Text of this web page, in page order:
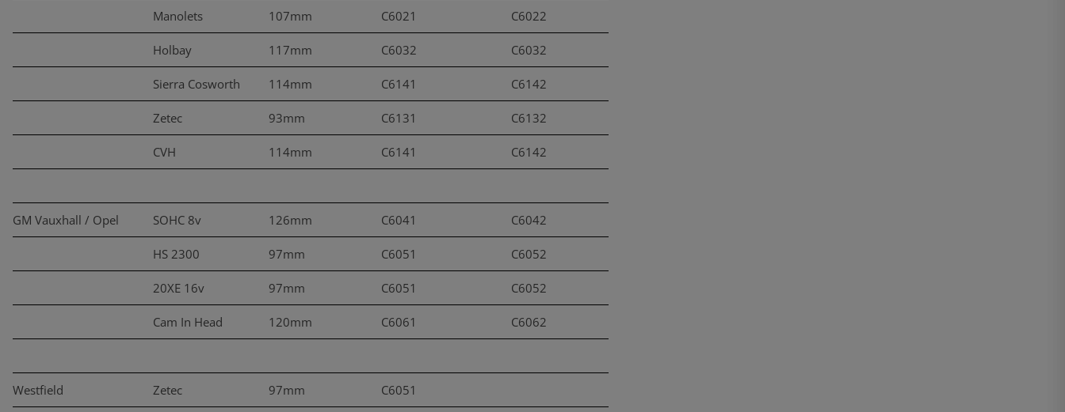
Manolets 107mm C6021 C6022
Holbay 117mm C6032 C6032
Sierra Cosworth 114mm C6141 C6142
Zetec 93mm C6131 C6132
CVH 114mm C6141 C6142
GM Vauxhall / Opel SOHC 8v 126mm C6041 C6042
HS 2300 97mm C6051 C6052
20XE 16v 97mm C6051 C6052
Cam In Head 120mm C6061 C6062
Westfield Zetec 97mm C6051